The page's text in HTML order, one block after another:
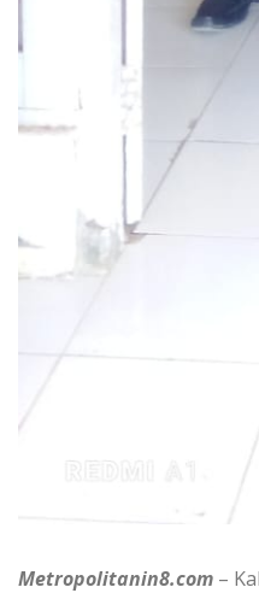
Metropolitanin8.com –